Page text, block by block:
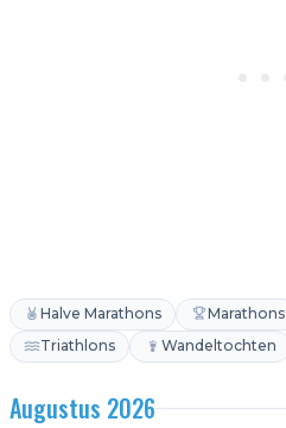
Halve Marathons Marathons
Triathlons
Wandeltochten
Augustus 2026